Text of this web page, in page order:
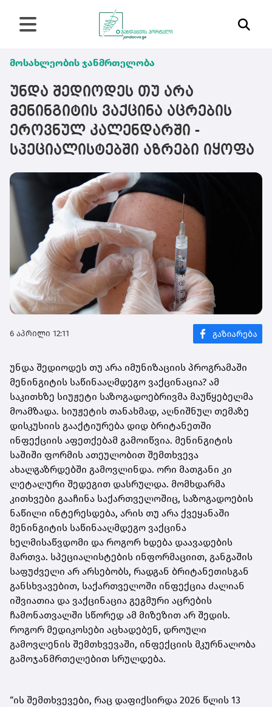
მოსახლეობის ჯანმრთელობა
უნდა შედიოდეს თუ არა
მენინგიტის ვაქცინა აცრების
ეროვნულ კალენდარში -
სპეციალისტებში აზრები იყოფა
6 აპრილი 12:11
უნდა შედიოდეს თუ არა იმუნიზაციის პროგრამაში
მენინგიტის საწინააღმდეგო ვაქცინაცია? ამ
საკითხზე სიუჟეტი საზოგადოებრივმა მაუწყებელმა
მოამზადა. სიუჟეტის თანახმად, აღნიშნულ თემაზე
დისკუსიის გააქტიურება დიდ ბრიტანეთში
ინფექციის აფეთქებამ გამოიწვია. მენინგიტის
საშიში ფორმის ათეულობით შემთხვევა
ახალგაზრდებში გამოვლინდა. ორი მათგანი კი
ლეტალური შედეგით დასრულდა. მომხდარმა
კითხვები გააჩინა საქართველოშიც, საზოგადოების
ნაწილი ინტერესდება, არის თუ არა ქვეყანაში
მენინგიტის საწინააღმდეგო ვაქცინა
ხელმისაწვდომი და როგორ ხდება დაავადების
მართვა. სპეციალისტების ინფორმაციით, განგაშის
საფუძველი არ არსებობს, რადგან ბრიტანეთისგან
განსხვავებით, საქართველოში ინფექცია ძალიან
იშვიათია და ვაქცინაცია გეგმური აცრების
ჩამონათვალში სწორედ ამ მიზეზით არ შედის.
როგორ მედიკოსები აცხადებენ, დროული
გამოვლენის შემთხვევაში, ინფექციის მკურნალობა
გამოჯანმრთელებით სრულდება.
“ის შემთხვევები, რაც დაფიქსირდა 2026 წლის 13